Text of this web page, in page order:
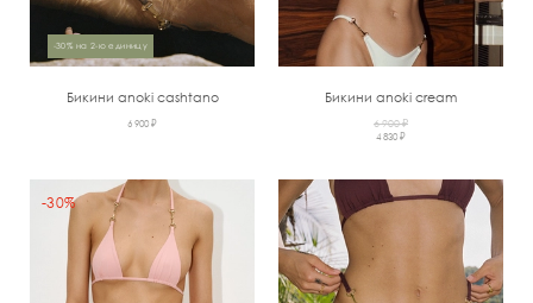
-30% на 2-ю единицу
Бикини anoki cashtano
6 900 ₽
Бикини anoki cream
6 900 ₽
4 830 ₽
-30%